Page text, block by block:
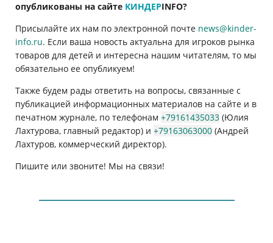
опубликованы на сайте КИНДЕРINFO?
Присылайте их нам по электронной почте news@kinder-
info.ru. Если ваша новость актуальна для игроков рынка
товаров для детей и интересна нашим читателям, то мы
обязательно ее опубликуем!
Также будем рады ответить на вопросы, связанные с
публикацией информационных материалов на сайте и в
печатном журнале, по телефонам +79161435033 (Юлия
Лахтурова, главный редактор) и +79163063000 (Андрей
Лахтуров, коммерческий директор).
Пишите или звоните! Мы на связи!